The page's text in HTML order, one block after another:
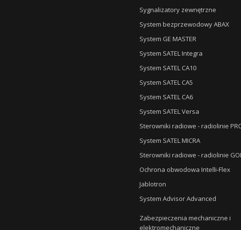
Sygnalizatory zewnętrzne
System bezprzewodowy ABAX
System GE MASTER
System SATEL Integra
System SATEL CA10
System SATEL CA5
System SATEL CA6
System SATEL Versa
Sterowniki radiowe - radiolinie
System SATEL MICRA
Sterowniki radiowe - radiolinie
Ochrona obwodowa Intelli-Flex
Jablotron
System Advisor Advanced
Zabezpieczenia mechaniczne i
elektromechaniczne